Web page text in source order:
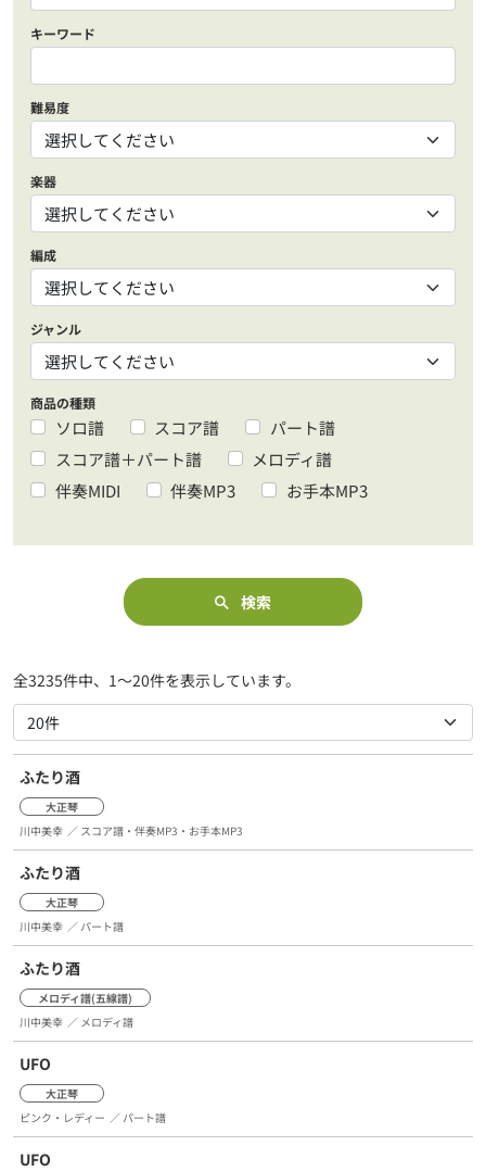
キーワード
難易度
楽器
編成
ジャンル
商品の種類
ソロ譜 スコア譜
パート譜
スコア譜＋パート譜
メロディ譜
伴奏MIDI
伴奏MP3 お手本MP3
検索
全3235件中、1～20件を表示しています。
ふたり酒
大正琴
川中美幸 ／ スコア譜・伴奏MP3・お手本MP3
ふたり酒
大正琴
川中美幸 ／ パート譜
ふたり酒
メロディ譜(五線譜)
川中美幸 ／ メロディ譜
UFO
大正琴
ピンク・レディー ／ パート譜
UFO